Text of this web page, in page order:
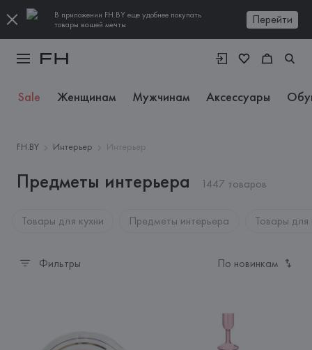
В приложении FH.BY еще удобнее покупать
товары вашей мечты
Перейти
Sale Женщинам Мужчинам Аксессуары
FH.BY Интерьер Интерьер
Предметы интерьера 1447 товаров
Товары для кухни Предметы интерьера Товары для
Фильтры По новинкам